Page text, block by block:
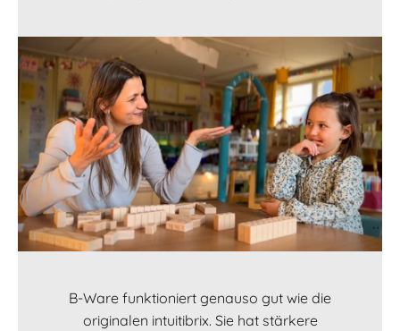
B-Ware funktioniert genauso gut wie die
originalen intuitibrix. Sie hat stärkere